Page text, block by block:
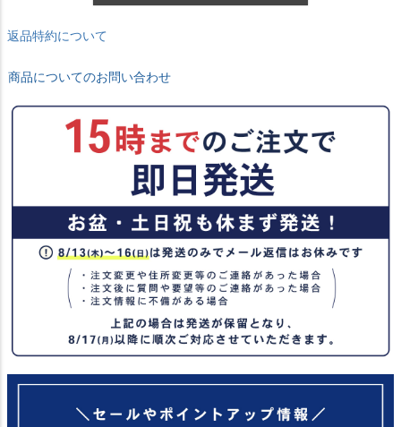
返品特約について
商品についてのお問い合わせ